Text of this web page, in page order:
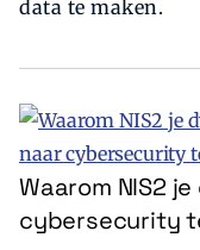
data te maken.
Waarom NIS2
cybersecurity